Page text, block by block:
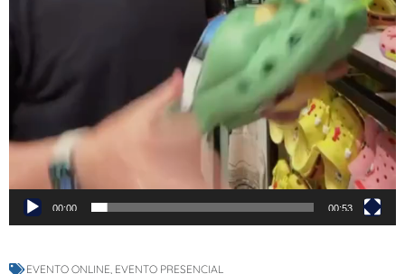
00:00 00:53
EVENTO ONLINE, EVENTO PRESENCIAL